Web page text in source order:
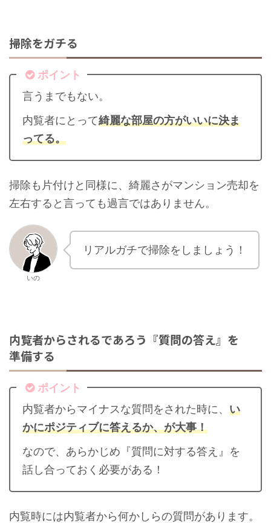
掃除をガチる
ポイント
言うまでもない。
内覧者にとって綺麗な部屋の方がいいに決ま
ってる。
掃除も片付けと同様に、綺麗さがマンション売却を
左右すると言っても過言ではありません。
いの
リアルガチで掃除をしましょう！
内覧者からされるであろう『質問の答え』を
準備する
ポイント
内覧者からマイナスな質問をされた時に、 い
かにポジティブに答えるか、が大事！
なので、あらかじめ『質問に対する答え』を
話し合っておく必要がある！
内覧時には内覧者から何かしらの質問があります。